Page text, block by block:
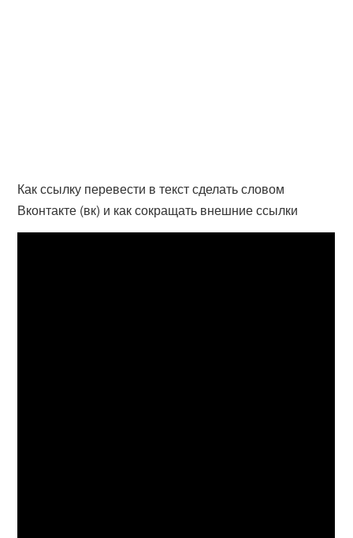
Как ссылку перевести в текст сделать словом
Вконтакте (вк) и как сокращать внешние ссылки